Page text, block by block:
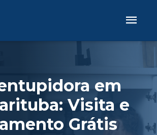
em
Visita e
Grátis